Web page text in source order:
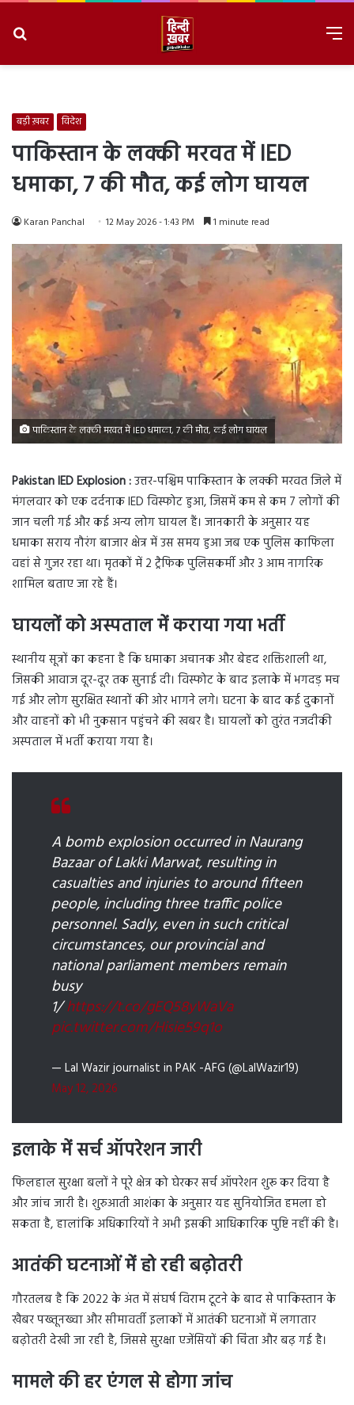
बड़ी ख़बर विदेश
पाकिस्तान के लक्की मरवत में IED
धमाका, 7 की मौत, कई लोग घायल
Karan Panchal 12 May 2026 - 1:43 PM 1 minute read
पाकिस्तान के लक्की मरवत में IED धमाका, 7 की मौत, कई लोग घायल
Pakistan IED Explosion :उत्तर-पश्चिम पाकिस्तान के लक्की मरवत जिले में
मंगलवार को एक दर्दनाक IED विस्फोट हुआ, जिसमें कम से कम 7 लोगों की
जान चली गई और कई अन्य लोग घायल हैं। जानकारी के अनुसार यह
धमाका सराय नौरंग बाजार क्षेत्र में उस समय हुआ जब एक पुलिस काफिला
वहां से गुजर रहा था। मृतकों में 2 ट्रैफिक पुलिसकर्मी और 3 आम नागरिक
शामिल बताए जा रहे हैं।
घायलों को अस्पताल में कराया गया भर्ती
स्थानीय सूत्रों का कहना है कि धमाका अचानक और बेहद शक्तिशाली था,
जिसकी आवाज दूर-दूर तक सुनाई दी। विस्फोट के बाद इलाके में भगदड़ मच
गई और लोग सुरक्षित स्थानों की ओर भागने लगे। घटना के बाद कई दुकानों
और वाहनों को भी नुकसान पहुंचने की खबर है। घायलों को तुरंत नजदीकी
अस्पताल में भर्ती कराया गया है।
A bomb explosion occurred in Naurang
Bazaar of Lakki Marwat, resulting in
casualties and injuries to around fifteen
people, including three traffic police
personnel. Sadly, even in such critical
circumstances, our provincial and
national parliament members remain
busy
1/https://t.co/gEQ58yWaVa
pic.twitter.com/Hisie59q1o
— Lal Wazir journalist in PAK -AFG (@LalWazir19)
May 12, 2026
इलाके में सर्च ऑपरेशन जारी
फिलहाल सुरक्षा बलों ने पूरे क्षेत्र को घेरकर सर्च ऑपरेशन शुरू कर दिया है
और जांच जारी है। शुरुआती आशंका के अनुसार यह सुनियोजित हमला हो
सकता है, हालांकि अधिकारियों ने अभी इसकी आधिकारिक पुष्टि नहीं की है।
आतंकी घटनाओं में हो रही बढ़ोतरी
गौरतलब है कि 2022 के अंत में संघर्ष विराम टूटने के बाद से पाकिस्तान के
खैबर पख्तूनख्वा और सीमावर्ती इलाकों में आतंकी घटनाओं में लगातार
बढ़ोतरी देखी जा रही है, जिससे सुरक्षा एजेंसियों की चिंता और बढ़ गई है।
मामले की हर एंगल से होगा जांच